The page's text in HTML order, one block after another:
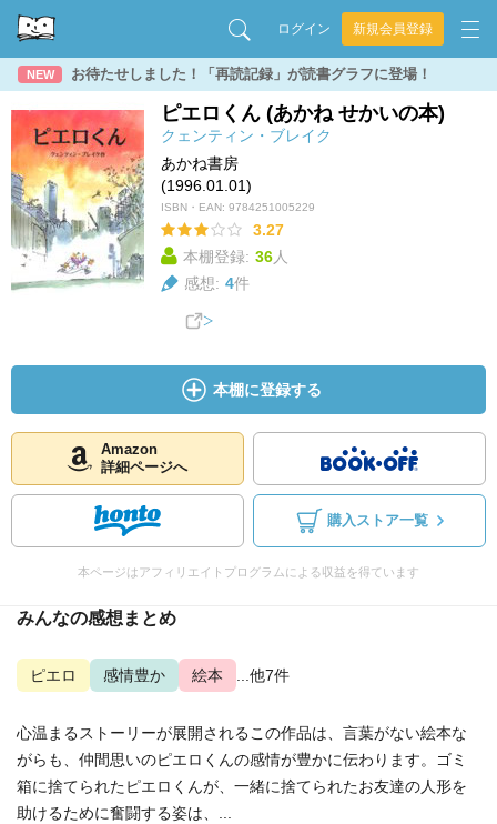
ログイン 新規会員登録
NEW お待たせしました！「再読記録」が読書グラフに登場！
ピエロくん (あかね せかいの本)
クェンティン・ブレイク
あかね書房
(1996.01.01)
ISBN・EAN: 9784251005229
3.27
本棚登録: 36人
感想: 4件
本棚に登録する
Amazon
詳細ページへ
購入ストア一覧
本ページはアフィリエイトプログラムによる収益を得ています
みんなの感想まとめ
ピエロ 感情豊か 絵本 ...他7件
心温まるストーリーが展開されるこの作品は、言葉がない絵本な
がらも、仲間思いのピエロくんの感情が豊かに伝わります。ゴミ
箱に捨てられたピエロくんが、一緒に捨てられたお友達の人形を
助けるために奮闘する姿は、...